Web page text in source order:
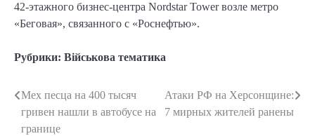
42-этажного бизнес-центра Nordstar Tower возле метро
«Беговая», связанного с «Роснефтью».
Рубрики: Військова тематика
Навигация
по
Мех песца на 400 тысяч
гривен нашли в автобусе на
границе
Атаки РФ на Херсонщине:
7 мирных жителей ранены